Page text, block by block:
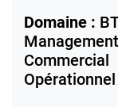
Domaine :
Management
Commercial